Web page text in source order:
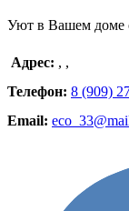
Уют в Вашем доме
Адрес: , ,
Телефон: 8 (909)
Email: